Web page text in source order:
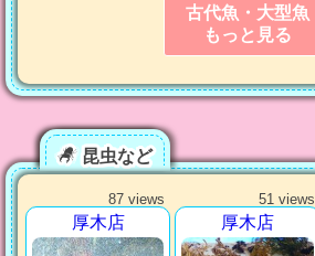
古代魚・大型魚
もっと見る
昆虫など
87 views
厚木店
51 views
厚木店